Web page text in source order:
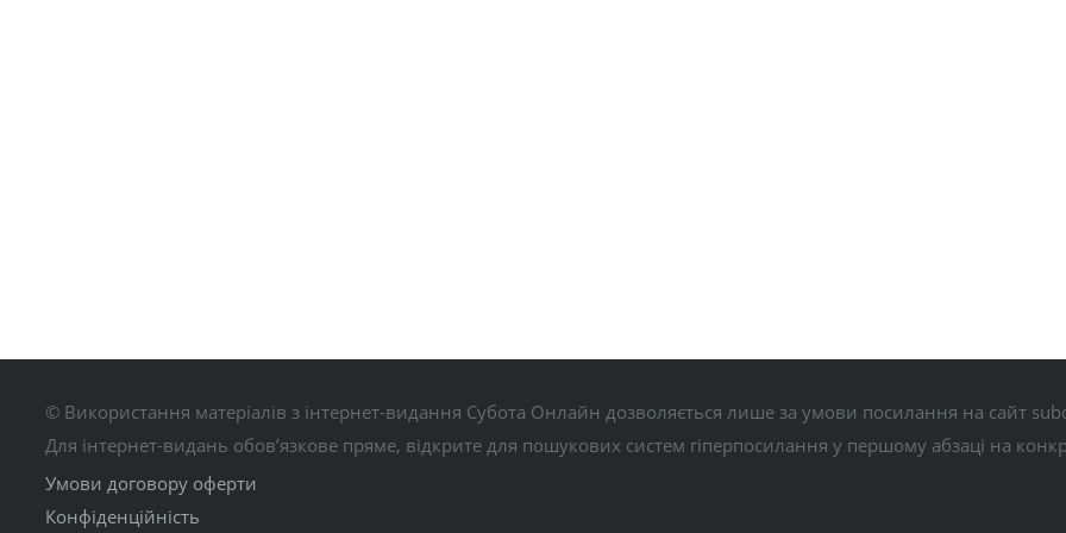
© Використання матеріалів з інтернет-видання Субота Онлайн дозволяється лише за умови посилання на сайт
Для інтернет-видань обов’язкове пряме, відкрите для пошукових систем гіперпосилання у першому абзаці на
Умови договору оферти
Конфіденційність